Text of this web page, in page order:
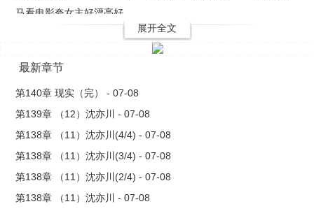
马看电影夸女主好漂亮好..
展开全文
最新章节
第140章 现实（完） - 07-08
第139章 （12）沈亦川 - 07-08
第138章 （11）沈亦川(4/4) - 07-08
第138章 （11）沈亦川(3/4) - 07-08
第138章 （11）沈亦川(2/4) - 07-08
第138章 （11）沈亦川 - 07-08